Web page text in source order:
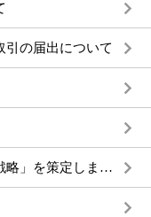
引の届出について
「海陽町まち・ひと・しごと創生総合戦略」を策定しました